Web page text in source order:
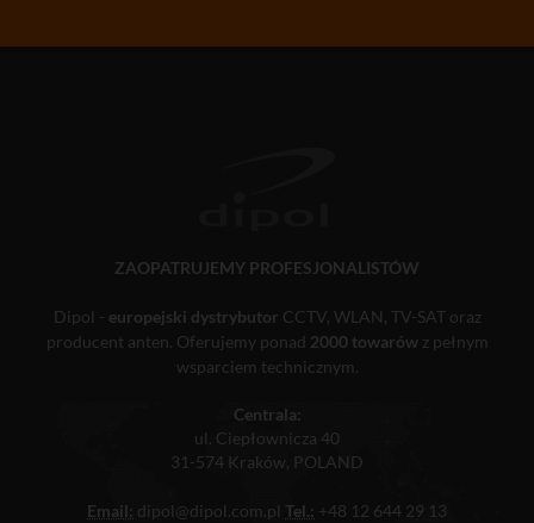
ZAOPATRUJEMY PROFESJONALISTÓW
Dipol - europejski dystrybutor CCTV, WLAN, TV-SAT oraz
producent anten. Oferujemy ponad 2000 towarówz pełnym
wsparciem technicznym.
Centrala:
ul. Ciepłownicza 40
31-574 Kraków, POLAND
Email: dipol@dipol.com.pl Tel.: +48 12 644 29 13